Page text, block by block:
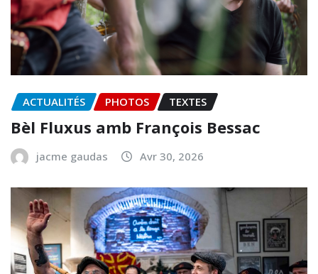
ACTUALITÉS PHOTOS TEXTES
Bèl Fluxus amb François Bessac
jacme gaudas Avr 30, 2026